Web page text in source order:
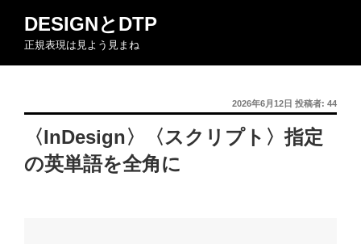
ン
DESIGNとDTP
正規表現は見よう見まね
投
稿
日:
2026年6月12日 投稿者: 44
〈InDesign〉〈スクリプト〉指定
の英単語を全角に